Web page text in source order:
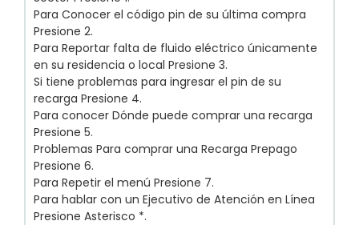
Para Conocer el código pin de su última compra
Presione 2.
Para Reportar falta de fluido eléctrico únicamente
en su residencia o local Presione 3.
Si tiene problemas para ingresar el pin de su
recarga Presione 4.
Para conocer Dónde puede comprar una recarga
Presione 5.
Problemas Para comprar una Recarga Prepago
Presione 6.
Para Repetir el menú Presione 7.
Para hablar con un Ejecutivo de Atención en Línea
Presione Asterisco *.